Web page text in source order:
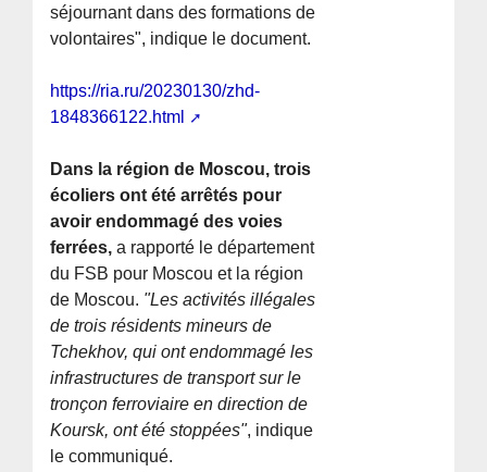
séjournant dans des formations de
volontaires", indique le document.
https://ria.ru/20230130/zhd-
1848366122.html
Dans la région de Moscou, trois
écoliers ont été arrêtés pour
avoir endommagé des voies
ferrées, a rapporté le département
du FSB pour Moscou et la région
de Moscou. "Les activités illégales
de trois résidents mineurs de
Tchekhov, qui ont endommagé les
infrastructures de transport sur le
tronçon ferroviaire en direction de
Koursk, ont été stoppées", indique
le communiqué.